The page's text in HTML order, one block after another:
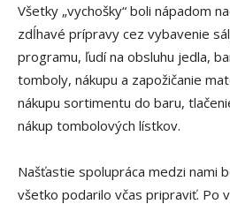
Všetky „vychošky“ boli nápadom
zdĺhavé prípravy cez vybavenie
programu, ľudí na obsluhu jedla,
tomboly, nákupu a zapožičanie
nákupu sortimentu do baru,
nákup tombolových lístkov.
Našťastie spolupráca medzi nami
všetko podarilo včas pripraviť. Po